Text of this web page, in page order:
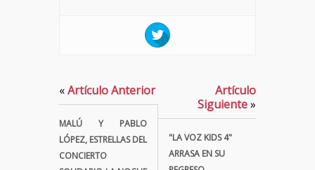
«Artículo Anterior
MALÚ Y PABLO
LÓPEZ, ESTRELLAS DEL
CONCIERTO
Artículo
Siguiente»
"LA VOZ KIDS 4"
ARRASA EN SU